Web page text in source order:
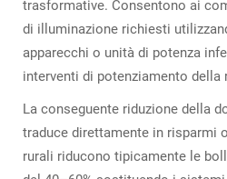
trasformative. Consentono ai
di illuminazione richiesti
apparecchi o unità di potenza
interventi di potenziamento della
La conseguente riduzione della
traduce direttamente in risparmi
rurali riducono tipicamente le